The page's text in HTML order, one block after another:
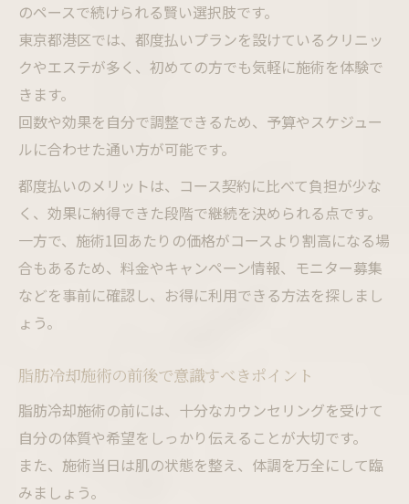
のペースで続けられる賢い選択肢です。
東京都港区では、都度払いプランを設けているクリニッ
クやエステが多く、初めての方でも気軽に施術を体験で
きます。
回数や効果を自分で調整できるため、予算やスケジュー
ルに合わせた通い方が可能です。
都度払いのメリットは、コース契約に比べて負担が少な
く、効果に納得できた段階で継続を決められる点です。
一方で、施術1回あたりの価格がコースより割高になる場
合もあるため、料金やキャンペーン情報、モニター募集
などを事前に確認し、お得に利用できる方法を探しまし
ょう。
脂肪冷却施術の前後で意識すべきポイント
脂肪冷却施術の前には、十分なカウンセリングを受けて
自分の体質や希望をしっかり伝えることが大切です。
また、施術当日は肌の状態を整え、体調を万全にして臨
みましょう。